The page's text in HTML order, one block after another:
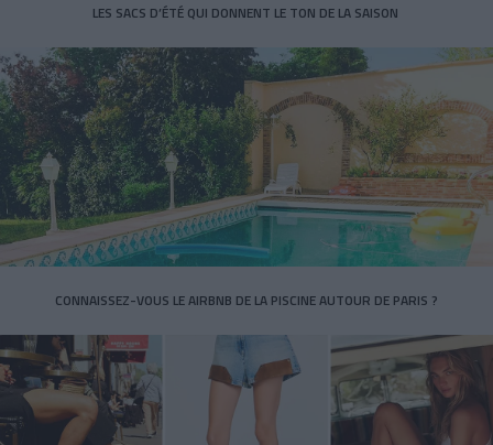
LES SACS D’ÉTÉ QUI DONNENT LE TON DE LA SAISON
CONNAISSEZ-VOUS LE AIRBNB DE LA PISCINE AUTOUR DE PARIS ?